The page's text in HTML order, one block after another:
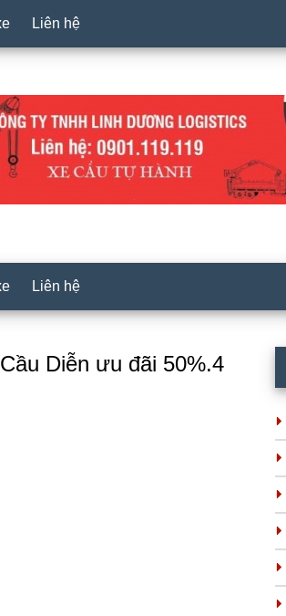
Liên hệ
Liên hệ
Diễn ưu đãi 50%.4